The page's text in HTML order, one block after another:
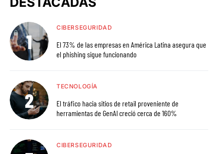
CIBERSEGURIDAD
El 73% de las empresas en América Latina asegura que
el phishing sigue funcionando
TECNOLOGÍA
El tráfico hacia sitios de retail proveniente de
herramientas de GenAI creció cerca de 160%
CIBERSEGURIDAD